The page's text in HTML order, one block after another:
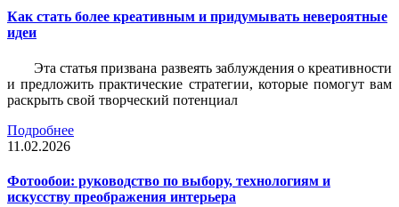
Как стать более креативным и придумывать невероятные
идеи
Эта статья призвана развеять заблуждения о креативности
и предложить практические стратегии, которые помогут вам
раскрыть свой творческий потенциал
Подробнее
11.02.2026
Фотообои: руководство по выбору, технологиям и
искусству преображения интерьера